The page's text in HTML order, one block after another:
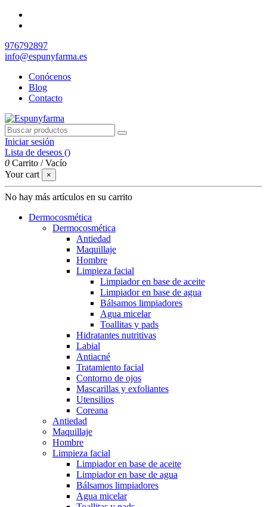
976792897
info@espunyfarma.es
Conócenos
Blog
Contacto
Iniciar sesión
Lista de deseos ()
0 Carrito /Vacío
Your cart
×
No hay más artículos en su carrito
Dermocosmética
Dermocosmética
Antiedad
Maquillaje
Hombre
Limpieza facial
Limpiador en base de aceite
Limpiador en base de agua
Bálsamos limpiadores
Agua micelar
Toallitas y pads
Hidratantes nutritivas
Labial
Antiacné
Tratamiento facial
Contorno de ojos
Mascarillas y exfoliantes
Utensilios
Coreana
Antiedad
Maquillaje
Hombre
Limpieza facial
Limpiador en base de aceite
Limpiador en base de agua
Bálsamos limpiadores
Agua micelar